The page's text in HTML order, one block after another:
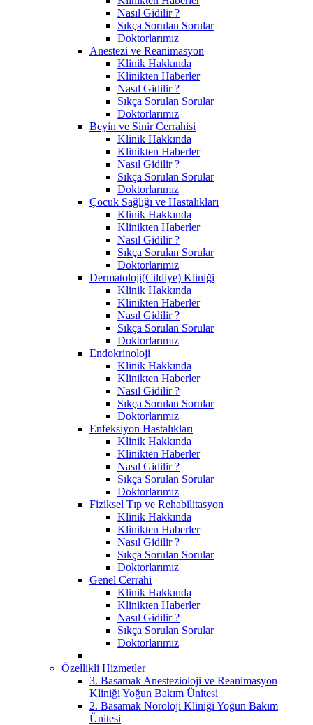
Nasıl Gidilir ?
Sıkça Sorulan Sorular
Doktorlarımız
Anestezi ve Reanimasyon
Klinik Hakkında
Klinikten Haberler
Nasıl Gidilir ?
Sıkça Sorulan Sorular
Doktorlarımız
Beyin ve Sinir Cerrahisi
Klinik Hakkında
Klinikten Haberler
Nasıl Gidilir ?
Sıkça Sorulan Sorular
Doktorlarımız
Çocuk Sağlığı ve Hastalıkları
Klinik Hakkında
Klinikten Haberler
Nasıl Gidilir ?
Sıkça Sorulan Sorular
Doktorlarımız
Dermatoloji(Cildiye) Kliniği
Klinik Hakkında
Klinikten Haberler
Nasıl Gidilir ?
Sıkça Sorulan Sorular
Doktorlarımız
Endokrinoloji
Klinik Hakkında
Klinikten Haberler
Nasıl Gidilir ?
Sıkça Sorulan Sorular
Doktorlarımız
Enfeksiyon Hastalıkları
Klinik Hakkında
Klinikten Haberler
Nasıl Gidilir ?
Sıkça Sorulan Sorular
Doktorlarımız
Fiziksel Tıp ve Rehabilitasyon
Klinik Hakkında
Klinikten Haberler
Nasıl Gidilir ?
Sıkça Sorulan Sorular
Doktorlarımız
Genel Cerrahi
Klinik Hakkında
Klinikten Haberler
Nasıl Gidilir ?
Sıkça Sorulan Sorular
Doktorlarımız
Özellikli Hizmetler
3. Basamak Anestezioloji ve Reanimasyon
Kliniği Yoğun Bakım Ünitesi
2. Basamak Nöroloji Kliniği Yoğun Bakım
Ünitesi